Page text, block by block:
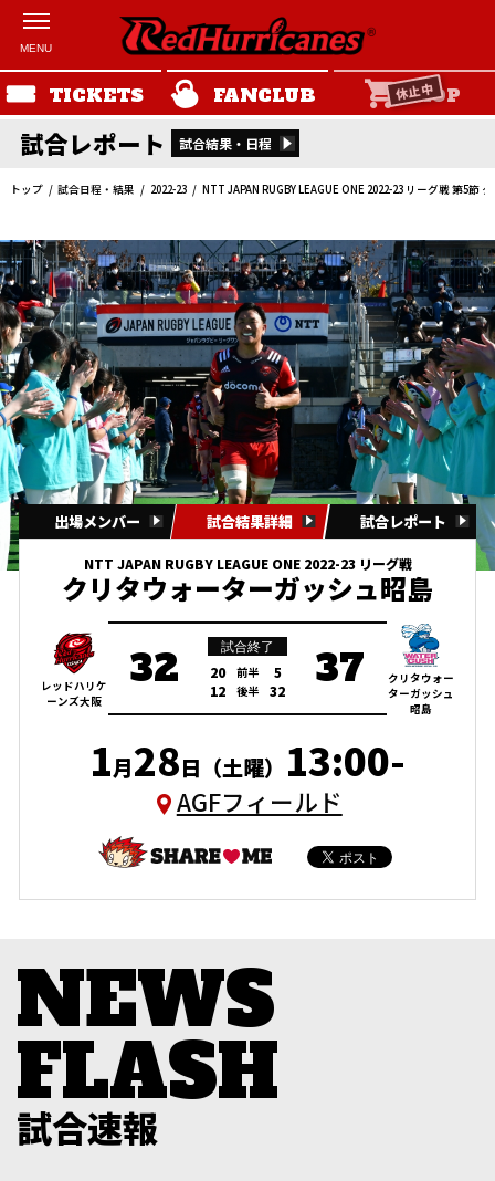
TICKETS FANCLUB SHOP
休止中
試合レポート 試合結果・日程
トップ 試合日程・結果 2022-23 NTT JAPAN RUGBY LEAGUE ONE 2022-23 リーグ戦 第5節
出場メンバー 試合結果詳細 試合レポート
NTT JAPAN RUGBY LEAGUE ONE 2022-23 リーグ戦
クリタウォーターガッシュ昭島
レッドハリケ
ーンズ大阪
32 試合終了
20 前半
5
12
後半 32 37
クリタウォー
ターガッシュ
昭島
1月28日（土曜） 13:00-
AGFフィールド
試合速報